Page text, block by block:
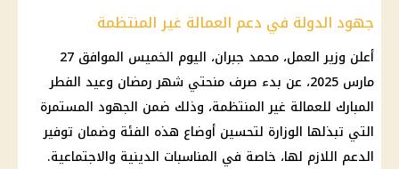
جهود الدولة في دعم العمالة غير المنتظمة
أعلن وزير العمل، محمد جبران، اليوم الخميس الموافق 27
مارس 2025
، عن بدء صرف منحتي شهر رمضان وعيد الفطر
المبارك للعمالة غير المنتظمة، وذلك ضمن الجهود المستمرة
التي تبذلها الوزارة لتحسين أوضاع هذه الفئة وضمان توفير
الدعم اللازم لها، خاصة في المناسبات الدينية والاجتماعية.